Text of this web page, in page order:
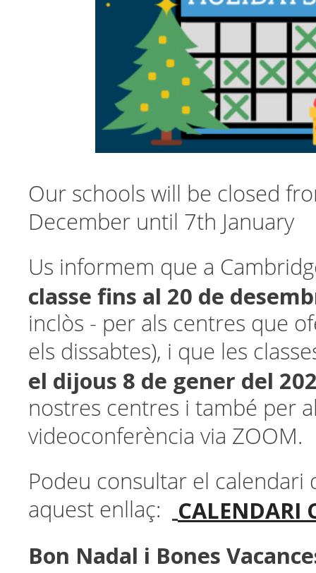
Our schools will be closed
December until 7th January
Us informem que a
classe fins al 20 de
inclòs - per als centres que
els dissabtes), i que les
el dijous 8 de gener del
nostres centres i també per
videoconferència via ZOOM.
Podeu consultar el calendari
aquest enllaç:
CALENDARI
Bon Nadal i Bones